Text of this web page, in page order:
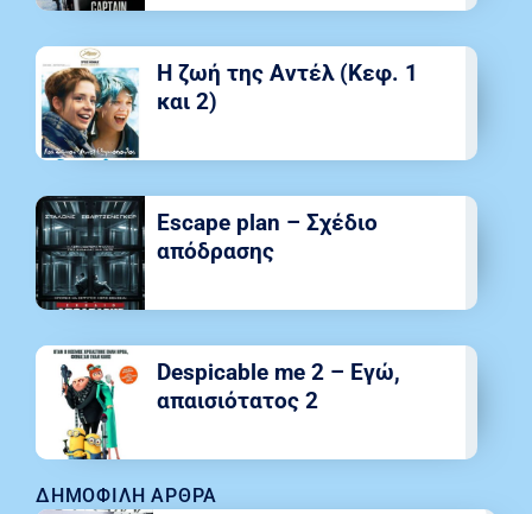
ΔΗΜΟΦΙΛΉ ΆΡΘΡΑ
Η ζωή της Αντέλ (Κεφ. 1
και 2)
Escape plan – Σχέδιο
απόδρασης
Despicable me 2 – Εγώ,
απαισιότατος 2